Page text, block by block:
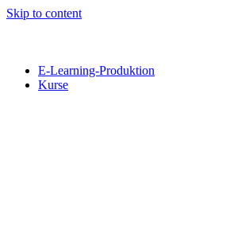
Skip to content
E-Learning-Produktion
Kurse